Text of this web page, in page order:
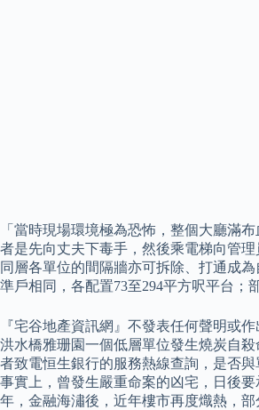
「當時現場環境極為恐怖，整個大廳滿
者是先向丈夫下毒手，然後乘電梯向管
同層各單位的間隔牆亦可拆除、打通成
準戶相同，各配置73至294平方呎平台；
『宅谷地產資訊網』不發表任何聲明或
洪水橋雅珊園一個低層單位發生燒炭自
者致電恒生銀行的服務熱線查詢，是否
事實上，曾發生嚴重命案的凶宅，日後
年，金融海潚後，近年樓市再度熾熱，部